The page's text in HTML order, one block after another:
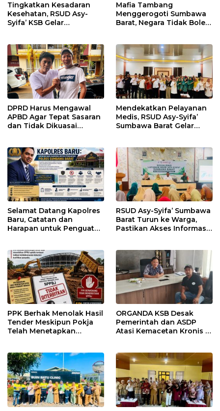
Tingkatkan Kesadaran
Kesehatan, RSUD Asy-
Syifa’ KSB Gelar
Mafia Tambang
Menggerogoti Sumbawa
Barat, Negara Tidak Boleh
DPRD Harus Mengawal
APBD Agar Tepat Sasaran
dan Tidak Dikuasai
Mendekatkan Pelayanan
Medis, RSUD Asy-Syifa’
Sumbawa Barat Gelar
Selamat Datang Kapolres
Baru, Catatan dan
Harapan untuk Penguatan
RSUD Asy-Syifa’ Sumbawa
Barat Turun ke Warga,
Pastikan Akses Informasi
PPK Berhak Menolak Hasil
Tender Meskipun Pokja
Telah Menetapkan
ORGANDA KSB Desak
Pemerintah dan ASDP
Atasi Kemacetan Kronis di